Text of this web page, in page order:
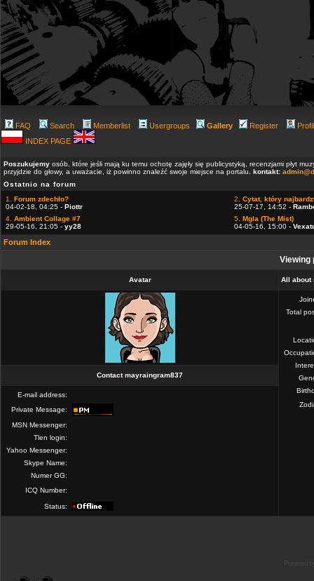
FAQ Search Memberlist Usergroups Gallery Register
INDEX PAGE
Poszukujemy osób, które jeśli mają ku temu ochotę zajęły się publicystyką, recenzjami płyt
przyjdzie do głowy, a uważacie, iż powinno znaleźć swoje miejsce na portalu. kontakt:
Ostatnio na forum
1. Forum zdechło?
04-02-18, 04:25 - Piottr
2. Cytat, który
25-07-17, 14:52 -
4. Ambient Collage #7
29-05-16, 21:05 - yy28
5. Mgla (The Mist)
04-05-16, 15:00 -
Forum Index
Viewing
Avatar All about
Total
Contact mayraingram837
E-mail address:
Private Message:
MSN Messenger:
Tlen login:
Yahoo Messenger:
Skype Name:
Numer GG:
ICQ Number:
Status: